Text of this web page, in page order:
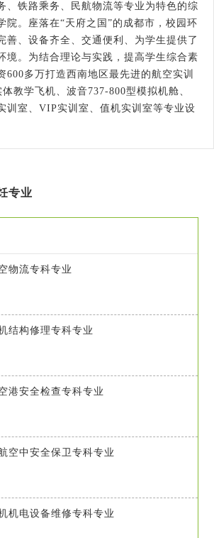
、铁路乘务、民航物流等专业为特色的综
院。座落在“天府之国”的成都市，校园环
善、设备齐全、交通便利、为学生提供了
境。为结合理论与实践，提高学生综合素
600多万打造西南地区最先进的航空实训
教学飞机、波音737-800型模拟机舱、
训室、VIP实训室、值机实训室等专业设
专业
物流专科专业
结构修理专科专业
港安全检查专科专业
空中安全保卫专科专业
机电设备维修专科专业